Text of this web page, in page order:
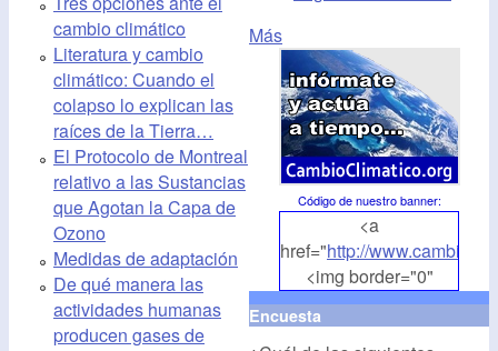
cambio climático
Literatura y cambio
climático: Cuando el
colapso lo explican las
raíces de la Tierra…
El Protocolo de Montreal
relativo a las Sustancias
que Agotan la Capa de
Ozono
Medidas de adaptación
De qué manera las
actividades humanas
producen gases de
Más
Código de nuestro banner:
<a
href="http://
<img border="0"
align="middle"
src="http://
Encuesta